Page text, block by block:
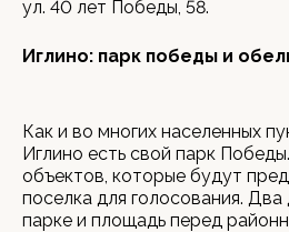
ул. 40 лет Победы, 58.
Иглино: парк победы и
Как и во многих населенных
Иглино есть свой парк
объектов, которые будут
поселка для голосования. Два
парке и площадь перед